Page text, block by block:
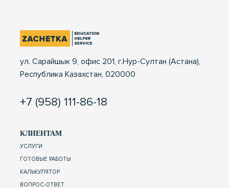
ул. Сарайшык 9, офис 201, г.Нур-Султан (Астана),
Республика Казахстан, 020000
+7 (958) 111-86-18
КЛИЕНТАМ
УСЛУГИ
ГОТОВЫЕ РАБОТЫ
КАЛЬКУЛЯТОР
ВОПРОС-ОТВЕТ